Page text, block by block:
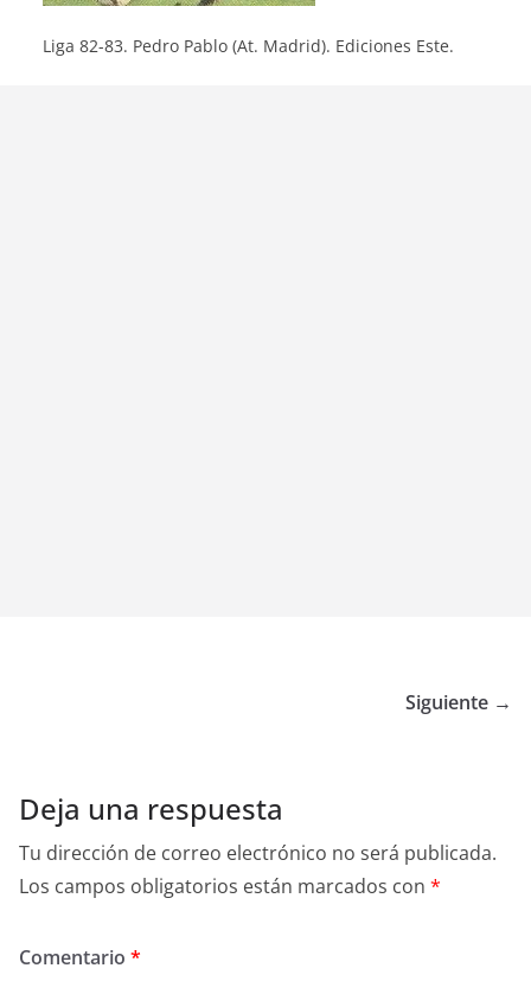
Liga 82-83. Pedro Pablo (At. Madrid). Ediciones Este.
Siguiente →
Deja una respuesta
Tu dirección de correo electrónico no será publicada.
Los campos obligatorios están marcados con *
Comentario *